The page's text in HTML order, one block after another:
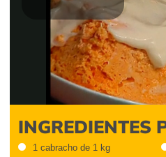
Play
Video
INGREDIENTES
1 cabracho de 1 kg